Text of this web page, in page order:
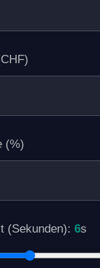
(%)
(Sekunden):6s